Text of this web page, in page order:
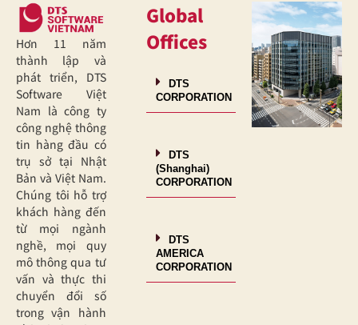
Hơn 11 năm
thành lập và
phát triển, DTS
Software Việt
Nam là công ty
công nghệ thông
tin hàng đầu có
trụ sở tại Nhật
Bản và Việt Nam.
Chúng tôi hỗ trợ
khách hàng đến
từ mọi ngành
nghề, mọi quy
mô thông qua tư
vấn và thực thi
chuyển đổi số
trong vận hành
Global
Offices
DTS
CORPORATION
DTS
(Shanghai)
CORPORATION
DTS
AMERICA
CORPORATION